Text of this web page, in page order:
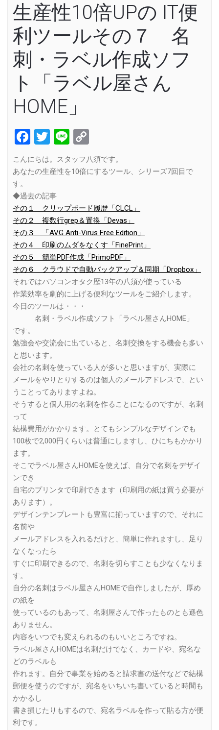
生産性10倍UPの IT便
利ツールその７ 名
刺・ラベル作成ソフ
ト「ラベル屋さん
HOME」
Facebook
Twitter
Line
Link
こんにちは。スタッフ八須です。
あなたの生産性を10倍にするツール、シリーズ7回目で
す。
◆過去の記事
その１ クリップボード履歴「CLCL」
その２ 複数行grep＆置換「Devas」
その３ 「AVG Anti-Virus Free Edition」
その４ 印刷のムダをなくす「FinePrint」
その５ 簡単PDF作成「PrimoPDF」
その６ クラウドで自動バックアップ＆同期「Dropbox」
それではパソコンオタク歴13年の八須が使っている
作業効率を劇的に上げる便利なツールをご紹介します。
今日のツールは・・・
名刺・ラベル作成ソフト「ラベル屋さんHOME」
です。
勉強会や交流会に出ていると、名刺交換をする機会も多い
と思います。
会社の名刺を使っている人が多いと思いますが、実際に
メールをやりとりするのは個人のメールアドレスで、とい
うことってありますよね。
そうすると個人用の名刺を作ることになるのですが、名刺
って
結構費用がかかります。とてもシンプルなデザインでも
100枚で2,000円くらいは普通にしますし、ひにちもかかり
ます。
そこでラベル屋さんHOMEを使えば、自分で名刺をデザイ
ンでき
自宅のプリンタで印刷できます（印刷用の紙は買う必要が
あります）。
デザインテンプレートも豊富に揃っていますので、それに
名前や
メールアドレスを入れるだけと、簡単に作れますし、足り
なくなったら
すぐに印刷できるので、名刺を切らすことも少なくなりま
す。
自分の名刺はラベル屋さんHOMEで自作しましたが、厚め
の紙を
使っているのもあって、名刺屋さんで作ったものとも遜色
ありません。
内容をいつでも変えられるのもいいところですね。
ラベル屋さんHOMEは名刺だけでなく、カードや、宛名な
どのラベルも
作れます。自分で事業を始めると請求書の送付などで結構
郵便を使うのですが、宛名をいちいち書いていると時間も
かかるし
書き損じたりもするので、宛名ラベルを作って貼る方が便
利です。